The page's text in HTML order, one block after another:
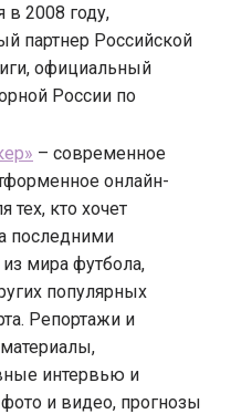
в 2008 году,
партнер Российской
официальный
России по
– современное
онлайн-
тех, кто хочет
последними
мира футбола,
популярных
Репортажи и
интервью и
фото и видео, прогнозы